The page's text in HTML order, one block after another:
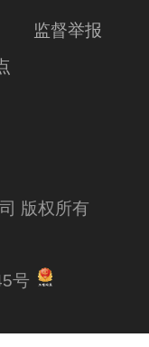
监督举报
版权所有
号